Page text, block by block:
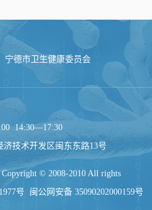
宁德市卫生健康委员会
14:30—17:30
技术开发区闽东东路13号
© 2008-2010 All rights
号 闽公网安备 35090202000159号